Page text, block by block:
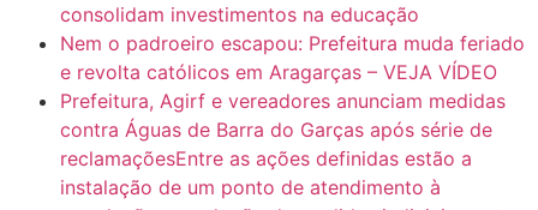
consolidam investimentos na educação
Nem o padroeiro escapou: Prefeitura muda feriado
e revolta católicos em Aragarças – VEJA VÍDEO
Prefeitura, Agirf e vereadores anunciam medidas
contra Águas de Barra do Garças após série de
reclamaçõesEntre as ações definidas estão a
instalação de um ponto de atendimento à